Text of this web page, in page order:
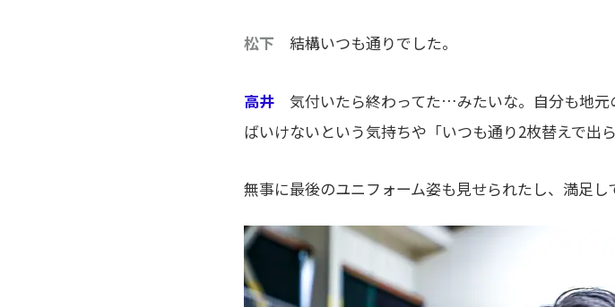
松下 結構いつも通りでした。
高井 気付いたら終わってた…みたいな。自分も地
ばいけないという気持ちや「いつも通り2枚替えで出
無事に最後のユニフォーム姿も見せられたし、満足し